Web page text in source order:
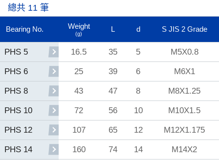
總共 11 筆
Bearing No. Weight
(g)
L d S JIS 2 Grade
PHS 5 16.5 35 5 M5X0.8
PHS 6 25 39 6 M6X1
PHS 8 43 47 8 M8X1.25
PHS 10 72 56 10 M10X1.5
PHS 12 107 65 12 M12X1.175
PHS 14 160 74 14 M14X2